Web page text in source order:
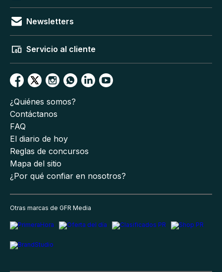
Newsletters
Servicio al cliente
¿Quiénes somos?
Contáctanos
FAQ
El diario de hoy
Reglas de concursos
Mapa del sitio
¿Por qué confiar en nosotros?
Otras marcas de GFR Media